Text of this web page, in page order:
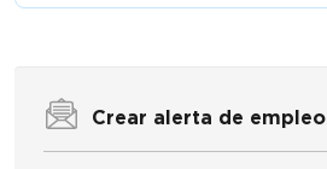
Crear alerta de empleo